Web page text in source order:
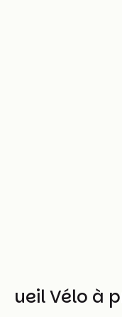
Vélo à